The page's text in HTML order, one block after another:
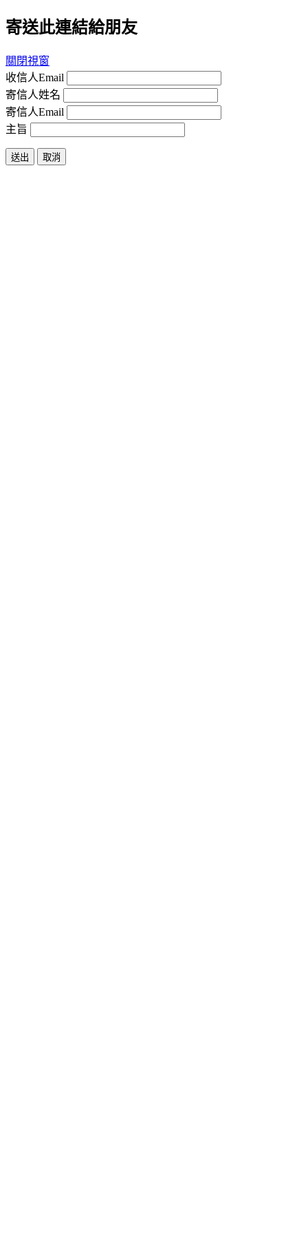
寄送此連結給朋友
關閉視窗
收信人Email
寄信人姓名
寄信人Email
主旨
送出 取消